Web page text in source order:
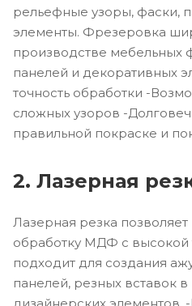
рельефные узоры, фаски,
элементы. Фрезеровка
производстве мебельных
панелей и декоративных
точность обработки -
сложных узоров -
правильной покраске и
2. Лазерная
Лазерная резка
обработку МДФ с высокой
подходит для создания
панелей, резных вставок